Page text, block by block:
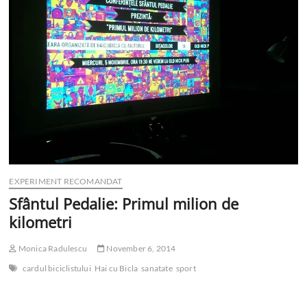
EXPERIMENT RECOMANDAT
Sfântul Pedalie: Primul milion de
kilometri
Monica Radulescu
November 6, 2014
cardul biciclistului Hai cu Bicla sanatate sport